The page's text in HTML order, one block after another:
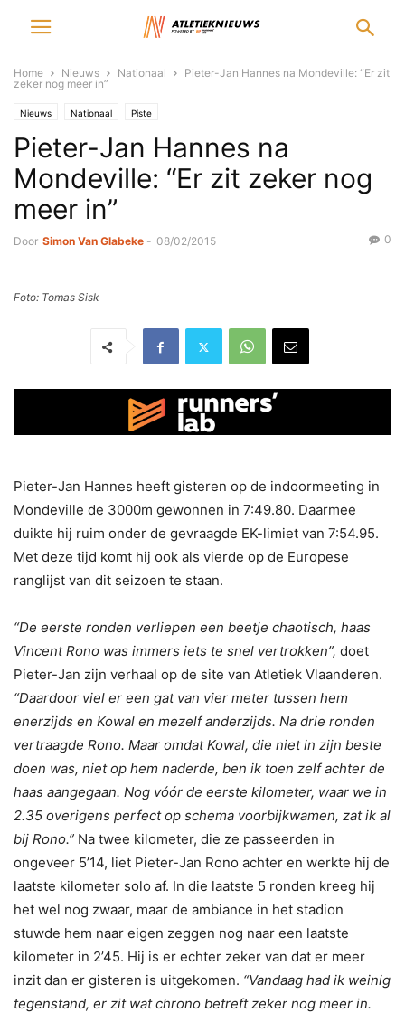
Home Nieuws Nationaal
Pieter-Jan Hannes na Mondeville: “Er zit
zeker nog meer in”
Nieuws Nationaal Piste
Pieter-Jan Hannes na
Mondeville: “Er zit zeker nog
meer in”
Door Simon Van Glabeke - 08/02/2015 0
Foto: Tomas Sisk
Pieter-Jan Hannes heeft gisteren op de indoormeeting in
Mondeville de 3000m gewonnen in 7:49.80. Daarmee
duikte hij ruim onder de gevraagde EK-limiet van 7:54.95.
Met deze tijd komt hij ook als vierde op de Europese
ranglijst van dit seizoen te staan.
“De eerste ronden verliepen een beetje chaotisch, haas
Vincent Rono was immers iets te snel vertrokken”, doet
Pieter-Jan zijn verhaal op de site van Atletiek Vlaanderen.
“Daardoor viel er een gat van vier meter tussen hem
enerzijds en Kowal en mezelf anderzijds. Na drie ronden
vertraagde Rono. Maar omdat Kowal, die niet in zijn beste
doen was, niet op hem naderde, ben ik toen zelf achter de
haas aangegaan. Nog vóór de eerste kilometer, waar we in
2.35 overigens perfect op schema voorbijkwamen, zat ik al
bij Rono.” Na twee kilometer, die ze passeerden in
ongeveer 5’14, liet Pieter-Jan Rono achter en werkte hij de
laatste kilometer solo af. In die laatste 5 ronden kreeg hij
het wel nog zwaar, maar de ambiance in het stadion
stuwde hem naar eigen zeggen nog naar een laatste
kilometer in 2’45. Hij is er echter zeker van dat er meer
inzit dan er gisteren is uitgekomen. “Vandaag had ik weinig
tegenstand, er zit wat chrono betreft zeker nog meer in.